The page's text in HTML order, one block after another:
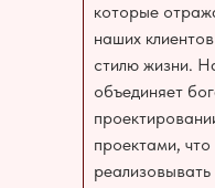
которые
наших
стилю жизни.
объединяет
проектами,